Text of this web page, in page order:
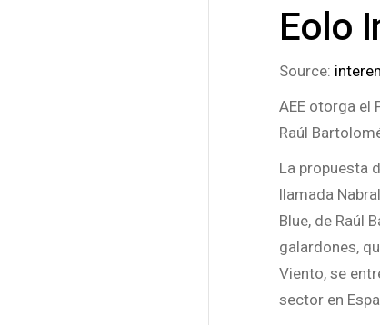
Eolo
Source:
AEE otorga el
Raúl
La propuesta
llamada
Blue, de Raúl
galardones,
Viento, se
sector en